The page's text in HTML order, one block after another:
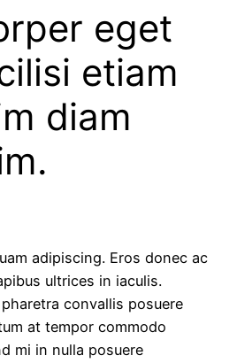
eget
etiam
diam
adipiscing. Eros donec ac
ultrices in iaculis.
convallis posuere
at tempor commodo
mi in nulla posuere